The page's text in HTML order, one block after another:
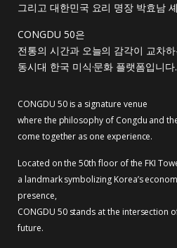
그리고 대한민국 요리 명장 박효남
CONGDU 50은
전통의 시간과 오늘의 감각이 교차
동시대 한국 미식·문화 플랫폼입니다.
CONGDU 50 is a signature venue
where the philosophy of Congdu and
come together as one experience.
Located on the 50th floor of the FKI
a landmark symbolizing Korea’s
presence,
CONGDU 50 stands at the intersection
future.